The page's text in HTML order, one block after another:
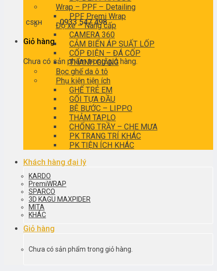
CSKH0933 547 498
Giỏ hàng
Chưa có sản phẩm trong giỏ hàng.
Wrap – PPF – Detailing
PPF Premi Wrap
Độ xe – Nâng cấp
CAMERA 360
CẢM BIẾN ÁP SUẤT LỐP
CỐP ĐIỆN – ĐÁ CỐP
THANH GIẰNG
Bọc ghế da ô tô
Phụ kiện tiện ích
GHẾ TRẺ EM
GỐI TỰA ĐẦU
BỆ BƯỚC – LIPPO
THẢM TAPLO
CHỐNG TRẦY – CHE MƯA
PK TRANG TRÍ KHÁC
PK TIỆN ÍCH KHÁC
Khách hàng đại lý
KARDO
PremiWRAP
SPARCO
3D KAGU MAXPIDER
MITA
KHÁC
Giỏ hàng
Chưa có sản phẩm trong giỏ hàng.